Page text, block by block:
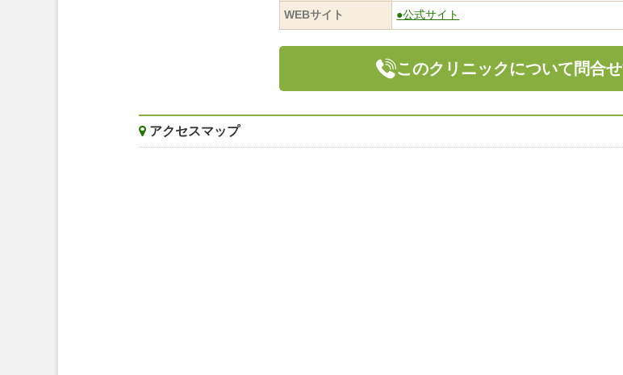
WEBサイト ●公式サイト
このクリニックについて問合
アクセスマップ